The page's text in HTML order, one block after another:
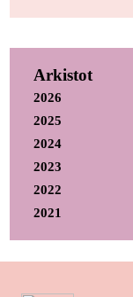
Arkistot
2026
2025
2024
2023
2022
2021